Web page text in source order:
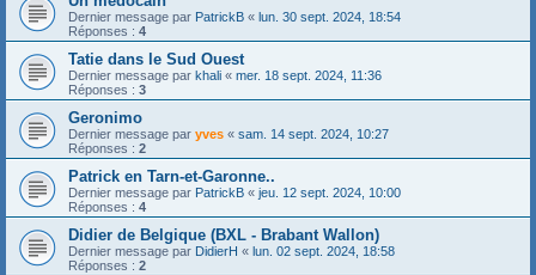
Dernier message par PatrickB « lun. 30 sept. 2024, 18:54
Réponses : 4
Tatie dans le Sud Ouest
Dernier message par khali « mer. 18 sept. 2024, 11:36
Réponses : 3
Geronimo
Dernier message par yves « sam. 14 sept. 2024, 10:27
Réponses : 2
Patrick en Tarn-et-Garonne..
Dernier message par PatrickB « jeu. 12 sept. 2024, 10:00
Réponses : 4
Didier de Belgique (BXL - Brabant Wallon)
Dernier message par DidierH « lun. 02 sept. 2024, 18:58
Réponses : 2